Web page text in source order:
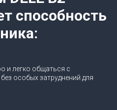
способность
и легко общаться с
особых затруднений для